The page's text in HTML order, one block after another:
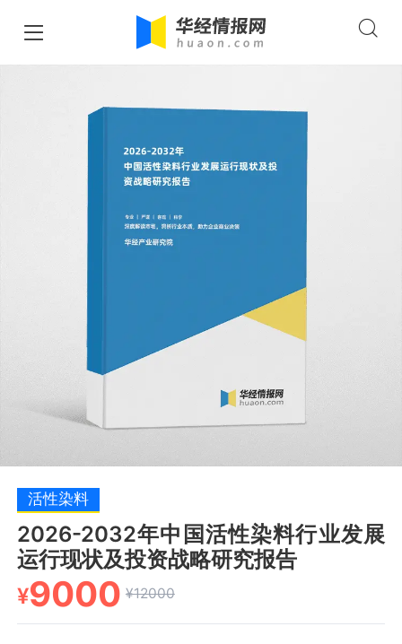
活性染料
2026-2032年中国活性染料行业发展
运行现状及投资战略研究报告
¥9000 ¥12000